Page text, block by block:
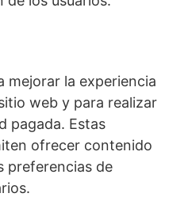
mejorar la experiencia
web y para realizar
pagada. Estas
ofrecer contenido
preferencias de